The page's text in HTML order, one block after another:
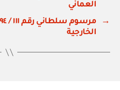
العماني
→
الخارجية